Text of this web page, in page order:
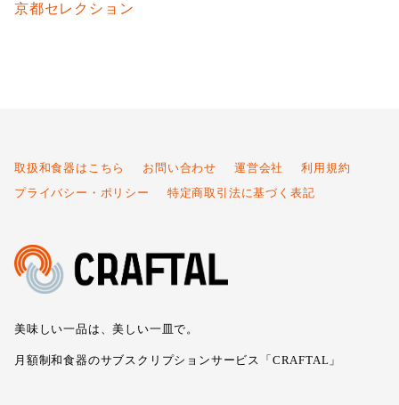
京都セレクション
取扱和食器はこちら お問い合わせ 運営会社 利用規約
プライバシー・ポリシー 特定商取引法に基づく表記
美味しい一品は、美しい一皿で。
月額制和食器のサブスクリプションサービス「CRAFTAL」